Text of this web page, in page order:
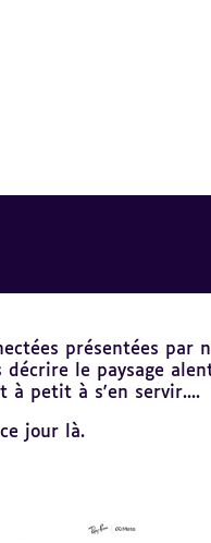
présentées par
le paysage
à petit à s'en servir....
jour là.